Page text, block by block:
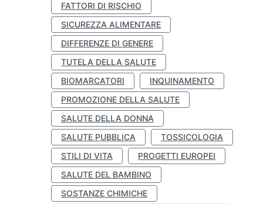
FATTORI DI RISCHIO
SICUREZZA ALIMENTARE
DIFFERENZE DI GENERE
TUTELA DELLA SALUTE
BIOMARCATORI
INQUINAMENTO
PROMOZIONE DELLA SALUTE
SALUTE DELLA DONNA
SALUTE PUBBLICA
TOSSICOLOGIA
STILI DI VITA
PROGETTI EUROPEI
SALUTE DEL BAMBINO
SOSTANZE CHIMICHE